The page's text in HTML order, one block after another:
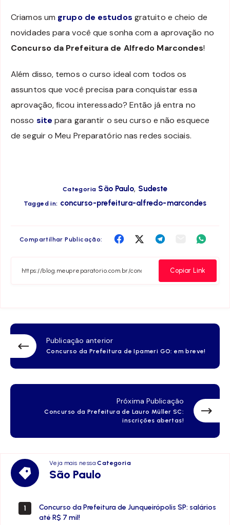
Criamos um grupo de estudos gratuito e cheio de
novidades para você que sonha com a aprovação no
Concurso da Prefeitura de Alfredo Marcondes!
Além disso, temos o curso ideal com todos os
assuntos que você precisa para conquistar essa
aprovação, ficou interessado? Então já entra no
nosso site para garantir o seu curso e não esquece
de seguir o Meu Preparatório nas redes sociais.
Categoria São Paulo, Sudeste
Tagged in: concurso-prefeitura-alfredo-marcondes
Compartilhar Publicação:
Compartilha
Facebook
CompartilhaCompartilha
Telegram
Compartilha
Email
Copiar Link
Publicação anterior
Concurso da Prefeitura de Ipameri GO: em breve!
Próxima Publicação
Concurso da Prefeitura de Lauro Müller SC:
inscrições abertas!
Veja mais nessaCategoria
São Paulo
São
Paulo
1
Concurso da Prefeitura de Junqueirópolis SP: salários
até R$ 7 mil!